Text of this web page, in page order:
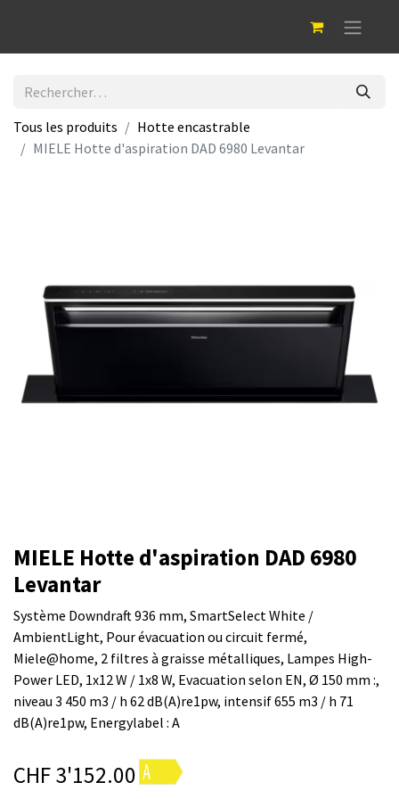
Tous les produits
Hotte encastrable
MIELE Hotte d'aspiration DAD 6980 Levantar
MIELE Hotte d'aspiration DAD 6980
Levantar
Système Downdraft 936 mm, SmartSelect White /
AmbientLight, Pour évacuation ou circuit fermé,
Miele@home, 2 filtres à graisse métalliques, Lampes High-
Power LED, 1x12 W / 1x8 W, Evacuation selon EN, Ø 150 mm :,
niveau 3 450 m3 / h 62 dB(A)re1pw, intensif 655 m3 / h 71
dB(A)re1pw, Energylabel : A
CHF3'152.00